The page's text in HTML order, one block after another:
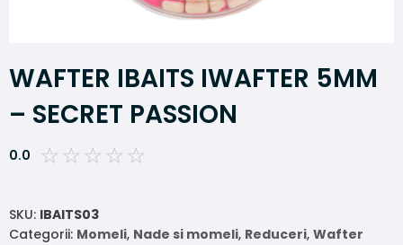
WAFTER IBAITS IWAFTER 5MM
– SECRET PASSION
0.0 ☆ ☆ ☆ ☆ ☆
SKU: IBAITS03
Categorii: Momeli, Nade si momeli, Reduceri, Wafter